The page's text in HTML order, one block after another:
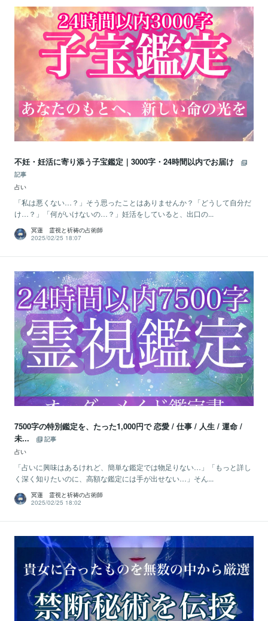
不妊・妊活に寄り添う子宝鑑定｜3000字・24時間以内でお届け
記事
占い
「私は悪くない…？」そう思ったことはありませんか？「どうして自分だ
け…？」「何がいけないの…？」妊活をしていると、出口の...
冥蓮 霊視と祈祷の占術師
2025/02/25 18:07
7500字の特別鑑定を、たった1,000円で 恋愛 / 仕事 / 人生 / 運命 /
未...
記事
占い
「占いに興味はあるけれど、簡単な鑑定では物足りない…」「もっと詳し
く深く知りたいのに、高額な鑑定には手が出せない…」そん...
冥蓮 霊視と祈祷の占術師
2025/02/25 18:02